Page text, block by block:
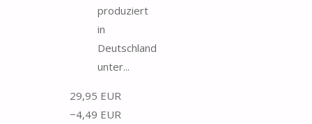
produziert
in
Deutschland
unter...
29,95 EUR
−4,49 EUR